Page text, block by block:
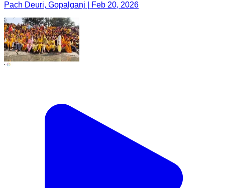
Pach Deuri, Gopalganj | Feb 20, 2026